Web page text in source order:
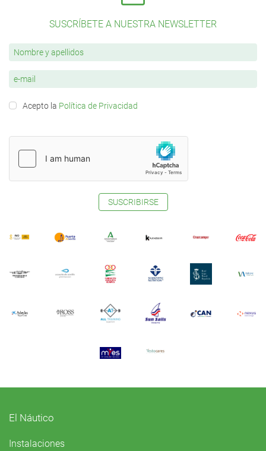
SUSCRÍBETE A NUESTRA NEWSLETTER
Acepto la Política de Privacidad
SUSCRIBIRSE
El Náutico
Instalaciones